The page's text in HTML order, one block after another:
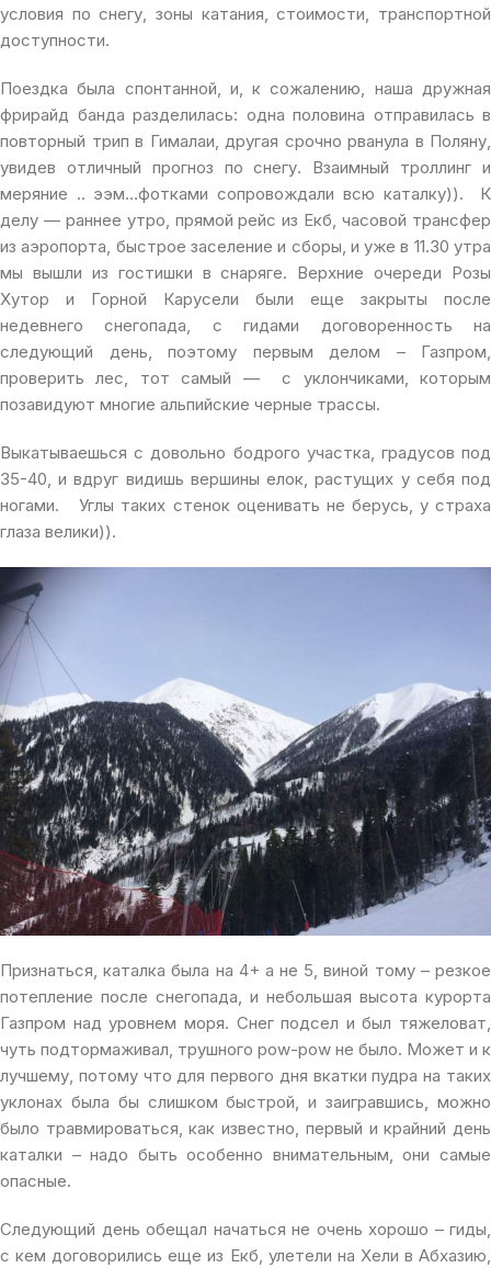
условия по снегу, зоны катания, стоимости, транспортной
доступности.
Поездка была спонтанной, и, к сожалению, наша дружная
фрирайд банда разделилась: одна половина отправилась в
повторный трип в Гималаи, другая срочно рванула в Поляну,
увидев отличный прогноз по снегу. Взаимный троллинг и
меряние .. ээм…фотками сопровождали всю каталку)). К
делу — раннее утро, прямой рейс из Екб, часовой трансфер
из аэропорта, быстрое заселение и сборы, и уже в 11.30 утра
мы вышли из гостишки в снаряге. Верхние очереди Розы
Хутор и Горной Карусели были еще закрыты после
недевнего снегопада, с гидами договоренность на
следующий день, поэтому первым делом – Газпром,
проверить лес, тот самый — с уклончиками, которым
позавидуют многие альпийские черные трассы.
Выкатываешься с довольно бодрого участка, градусов под
35-40, и вдруг видишь вершины елок, растущих у себя под
ногами. Углы таких стенок оценивать не берусь, у страха
глаза велики)).
Признаться, каталка была на 4+ а не 5, виной тому – резкое
потепление после снегопада, и небольшая высота курорта
Газпром над уровнем моря. Снег подсел и был тяжеловат,
чуть подтормаживал, трушного pow-pow не было. Может и к
лучшему, потому что для первого дня вкатки пудра на таких
уклонах была бы слишком быстрой, и заигравшись, можно
было травмироваться, как известно, первый и крайний день
каталки – надо быть особенно внимательным, они самые
опасные.
Следующий день обещал начаться не очень хорошо – гиды,
с кем договорились еще из Екб, улетели на Хели в Абхазию,